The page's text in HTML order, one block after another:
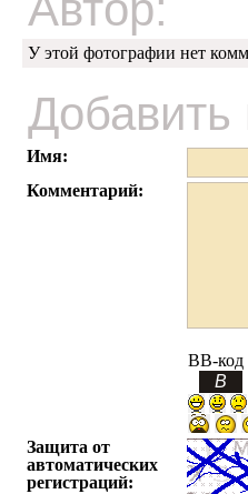
У этой фотографии нет
Имя:
Комментарий:
BB-код
Защита от
автоматических
регистраций: